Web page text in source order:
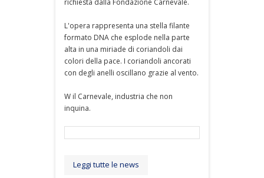
richiesta dalla Fondazione Carnevale.
L'opera rappresenta una stella filante
formato DNA che esplode nella parte
alta in una miriade di coriandoli dai
colori della pace. I coriandoli ancorati
con degli anelli oscillano grazie al vento.
W il Carnevale, industria che non
inquina.
Leggi tutte le news